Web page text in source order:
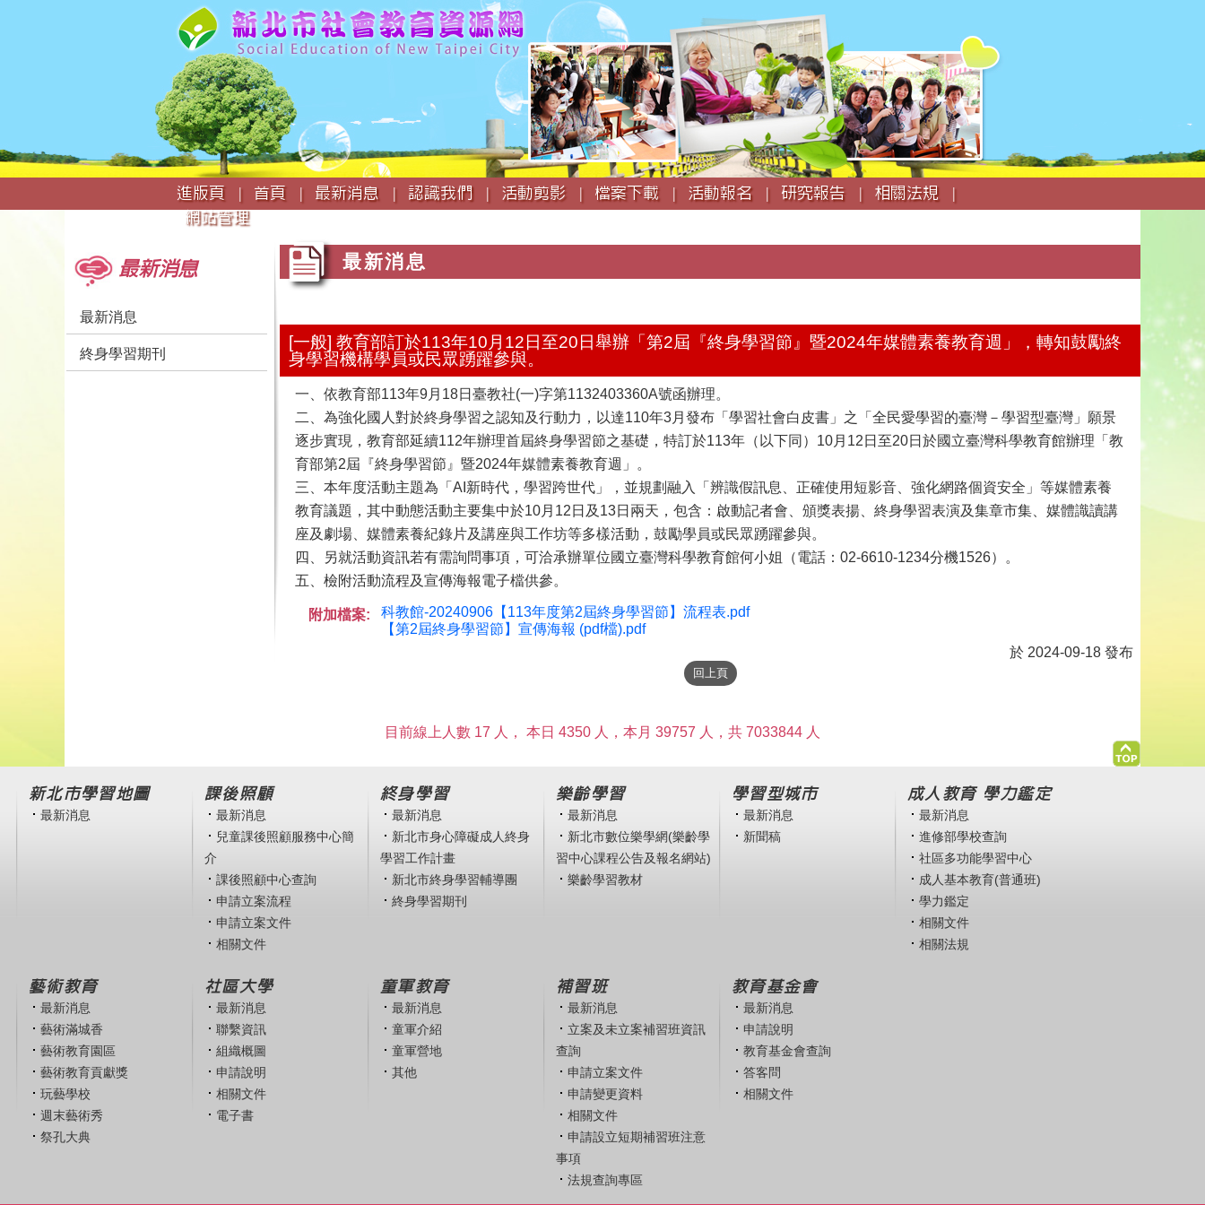
跳
到
主
要
內
容
:::
進版頁 |
首頁 | 最新消息 | 認識我們 | 活動剪影 | 檔案下載 | 活動報名 | 研究報告 |
相關法規 |
網站管理
最新消息
最新消息
終身學習期刊
最新消息
[一般] 教育部訂於113年10月12日至20日舉辦「第2屆『終身學習節』暨2024年媒體素養教育週」，轉知鼓勵終
身學習機構學員或民眾踴躍參與。
一、依教育部113年9月18日臺教社(一)字第1132403360A號函辦理。
二、為強化國人對於終身學習之認知及行動力，以達110年3月發布「學習社會白皮書」之「全民愛學習的臺灣－學習型臺灣」願景
逐步實現，教育部延續112年辦理首屆終身學習節之基礎，特訂於113年（以下同）10月12日至20日於國立臺灣科學教育館辦理「教
育部第2屆『終身學習節』暨2024年媒體素養教育週」。
三、本年度活動主題為「AI新時代，學習跨世代」，並規劃融入「辨識假訊息、正確使用短影音、強化網路個資安全」等媒體素養
教育議題，其中動態活動主要集中於10月12日及13日兩天，包含：啟動記者會、頒獎表揚、終身學習表演及集章市集、媒體識讀講
座及劇場、媒體素養紀錄片及講座與工作坊等多樣活動，鼓勵學員或民眾踴躍參與。
四、另就活動資訊若有需詢問事項，可洽承辦單位國立臺灣科學教育館何小姐（電話：02-6610-1234分機1526）。
五、檢附活動流程及宣傳海報電子檔供參。
附加檔案:
科教館-20240906【113年度第2屆終身學習節】流程表.pdf
【第2屆終身學習節】宣傳海報 (pdf檔).pdf
於 2024-09-18 發布
目前線上人數 17 人， 本日 4350 人，本月 39757 人，共 7033844 人
新北市學習地圖
最新消息
課後照顧
最新消息
兒童課後照顧服務中心簡
介
課後照顧中心查詢
申請立案流程
申請立案文件
相關文件
終身學習
最新消息
新北市身心障礙成人終身
學習工作計畫
新北市終身學習輔導團
終身學習期刊
樂齡學習
最新消息
新北市數位樂學網(樂齡學
習中心課程公告及報名網站)
樂齡學習教材
學習型城市
最新消息
新聞稿
成人教育 學力鑑定
最新消息
進修部學校查詢
社區多功能學習中心
成人基本教育(普通班)
學力鑑定
相關文件
相關法規
藝術教育
最新消息
藝術滿城香
藝術教育園區
藝術教育貢獻獎
玩藝學校
週末藝術秀
祭孔大典
社區大學
最新消息
聯繫資訊
組織概圖
申請說明
相關文件
電子書
童軍教育
最新消息
童軍介紹
童軍營地
其他
補習班
最新消息
立案及未立案補習班資訊
查詢
申請立案文件
申請變更資料
相關文件
申請設立短期補習班注意
事項
法規查詢專區
教育基金會
最新消息
申請說明
教育基金會查詢
答客問
相關文件